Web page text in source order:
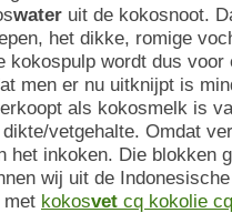
water uit de kokosnoot.
het dikke, romige
kokospulp wordt dus
men er nu uitknijpt is
als kokosmelk is
vetgehalte. Omdat
het inkoken. Die blokken
wij uit de
met kokosvet cq kokolie cq